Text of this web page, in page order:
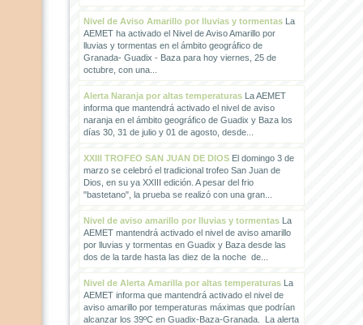
Nivel de Aviso Amarillo por lluvias y tormentasLa
AEMET ha activado el Nivel de Aviso Amarillo por
lluvias y tormentas en el ámbito geográfico de
Granada- Guadix - Baza para hoy viernes, 25 de
octubre, con una...
Alerta Naranja por altas temperaturasLa AEMET
informa que mantendrá activado el nivel de aviso
naranja en el ámbito geográfico de Guadix y Baza los
días 30, 31 de julio y 01 de agosto, desde...
XXIII TROFEO SAN JUAN DE DIOSEl domingo 3 de
marzo se celebró el tradicional trofeo San Juan de
Dios, en su ya XXIII edición. A pesar del frio
"bastetano", la prueba se realizó con una gran...
Nivel de aviso amarillo por lluvias y tormentasLa
AEMET mantendrá activado el nivel de aviso amarillo
por lluvias y tormentas en Guadix y Baza desde las
dos de la tarde hasta las diez de la noche de...
Nivel de Alerta Amarilla por altas temperaturasLa
AEMET informa que mantendrá activado el nivel de
aviso amarillo por temperaturas máximas que podrían
alcanzar los 39ºC en Guadix-Baza-Granada. La alerta